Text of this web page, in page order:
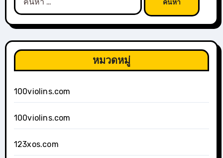
สำหรับ:
หมวดหมู่
100violins.com
100violins.com
123xos.com